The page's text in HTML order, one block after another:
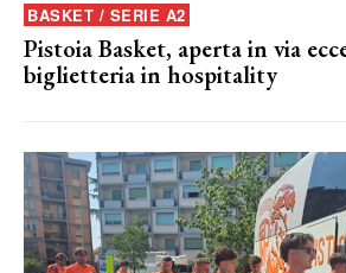
BASKET / SERIE A2
Pistoia Basket, aperta in via
biglietteria in hospitality